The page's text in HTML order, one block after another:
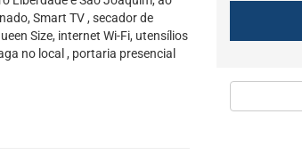
Smart TV , secador de
Size, internet Wi-Fi, utensílios
no local , portaria presencial